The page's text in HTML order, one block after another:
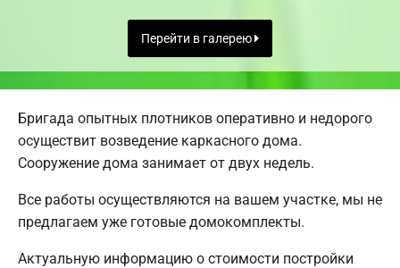
Перейти в галерею
Бригада опытных плотников оперативно и недорого
осуществит возведение каркасного дома.
Сооружение дома занимает от двух недель.
Все работы осуществляются на вашем участке, мы не
предлагаем уже готовые домокомплекты.
Актуальную информацию о стоимости постройки